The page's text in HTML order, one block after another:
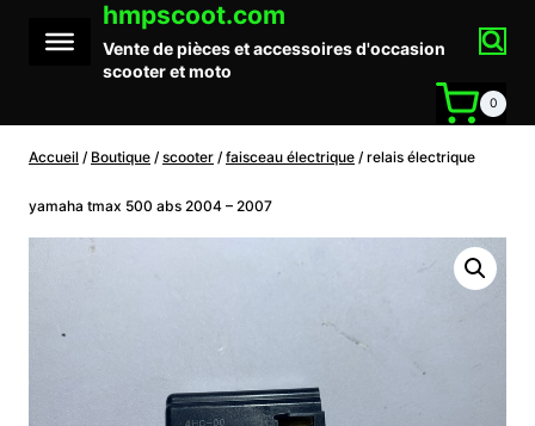
contenu
hmpscoot.com
Vente de pièces et accessoires d'occasion
scooter et moto
0
Accueil / Boutique / scooter / faisceau électrique / relais électrique
yamaha tmax 500 abs 2004 – 2007